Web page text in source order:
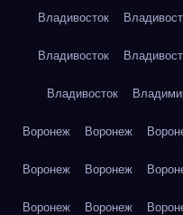
Владивосток
Владивосток
Владивосток
Воронеж Воронеж
Воронеж Воронеж
Воронеж Воронеж